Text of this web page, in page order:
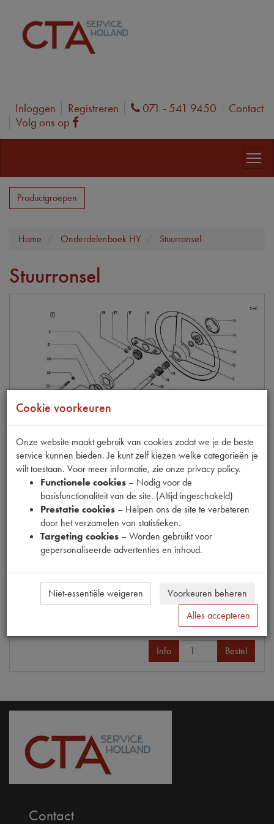
Inloggen Registreren Phone
071 - 541 9450
Contact
Volg ons op
Facebook
Productgroepen
Home Onderdelenboek HY Stuurronsel
Stuurronsel
STUURHUIS PAKKING
ModelHY
Productnummer1060300
OE CitroënH442-88
Maten88X116 MM [PW1]
(€ 2,50 excl. btw)
Info Bestel
Contact
Cookie voorkeuren
Onze website maakt gebruik van cookies zodat we je de beste
service kunnen bieden. Je kunt zelf kiezen welke categorieën je
wilt toestaan. Voor meer informatie, zie onze privacy policy.
Functionele cookies – Nodig voor de
basisfunctionaliteit van de site. (Altijd ingeschakeld)
Prestatie cookies – Helpen ons de site te verbeteren
door het verzamelen van statistieken.
Targeting cookies – Worden gebruikt voor
gepersonaliseerde advertenties en inhoud.
Niet-essentiële weigeren
Voorkeuren beheren
Alles accepteren